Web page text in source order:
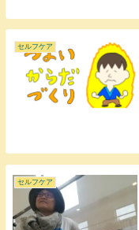
セルフケア
セルフケア